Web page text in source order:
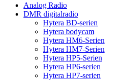
Analog Radio
DMR digitalradio
Hytera BD-serien
Hytera bodycam
Hytera HM6-Serien
Hytera HM7-Serien
Hytera HP5-Serien
Hytera HP6-serien
Hytera HP7-serien